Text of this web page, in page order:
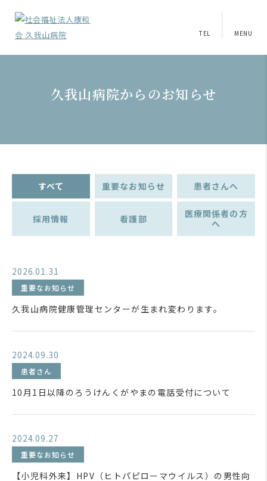
TEL MENU
久我山病院からのお知らせ
すべて 重要なお知らせ 患者さんへ
採用情報 看護部
医療関係者の方
へ
2026.01.31
重要なお知らせ
久我山病院健康管理センターが生まれ変わります。
2024.09.30
患者さん
10月1日以降のろうけんくがやまの電話受付について
2024.09.27
重要なお知らせ
【小児科外来】HPV（ヒトパピローマウイルス）の男性向